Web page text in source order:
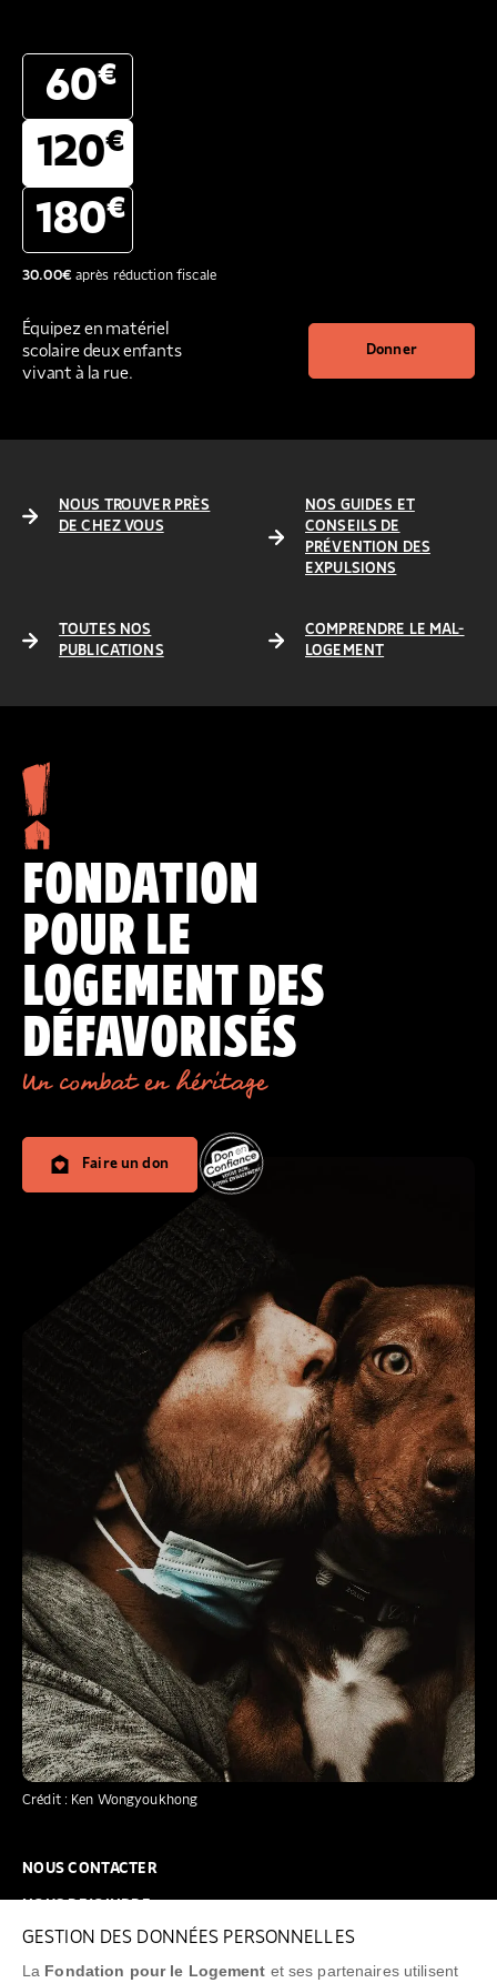
GESTION DES DONNÉES PERSONNELLES
La Fondation pour le Logement et ses partenaires utilisent
60€
120€
180€
30.00€après réduction fiscale
Équipez en matériel
scolaire deux enfants
vivant à la rue.
Donner
NOUS TROUVER PRÈS
DE CHEZ VOUS
NOS GUIDES ET
CONSEILS DE
PRÉVENTION DES
EXPULSIONS
TOUTES NOS
PUBLICATIONS
COMPRENDRE LE MAL-
LOGEMENT
Crédit : Ken Wongyoukhong
FONDATION
POUR LE
LOGEMENT DES
DÉFAVORISÉS
Un combat en héritage
Faire un don
NOUS CONTACTER
FAQ
NEWSLETTER